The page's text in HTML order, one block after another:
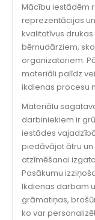
Mācību iestādēm
reprezentācijas
kvalitatīvus
bērnudārziem,
organizatoriem.
materiāli palīdz
ikdienas procesu
Materiālu
darbiniekiem ir
iestādes
piedāvājot ātru un
atzīmēšanai
Pasākumu
Ikdienas darbam
grāmatiņas,
ko var